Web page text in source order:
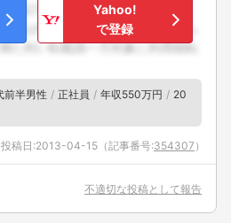
Yahoo!
で登録
前半男性 正社員 年収550万円
20
投稿日:2013-04-15 （記事番号:354307 ）
不適切な投稿として報告